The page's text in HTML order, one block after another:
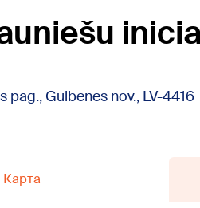
pag., Gulbenes nov., LV-4416
Карта